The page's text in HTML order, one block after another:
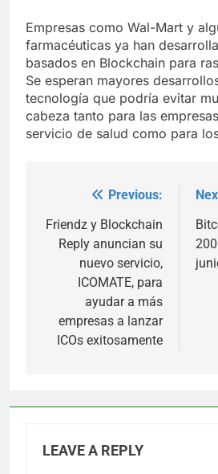
Empresas como Wal-Mart y
farmacéuticas ya han
basados en Blockchain para
Se esperan mayores
tecnología que podría evitar
cabeza tanto para las
servicio de salud como para
navigation
Previous:
Friendz y Blockchain
Reply anuncian su
nuevo servicio,
ICOMATE, para
ayudar a más
empresas a lanzar
ICOs exitosamente
LEAVE A REPLY